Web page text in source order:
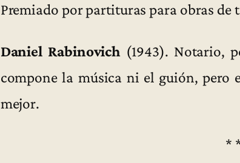
Premiado por partituras para obras de
Daniel Rabinovich (1943). Notario,
compone la música ni el guión, pero
mejor.
*